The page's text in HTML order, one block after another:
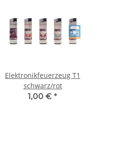
Elektronikfeuerzeug T1
schwarz/rot
1,00 € *